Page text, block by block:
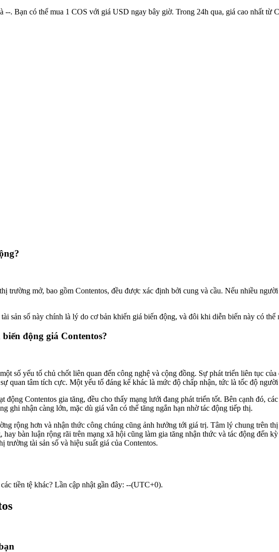
--. Bạn có thể mua 1 COS với giá USD ngay bây giờ. Trong 24h qua, giá cao nhất từ
trường mở, bao gồm Contentos, đều được xác định bởi cung và cầu. Nếu nhiều
sản số này chính là lý do cơ bản khiến giá biến động, và đôi khi diễn biến này có thể
động giá Contentos?
số yếu tố chủ chốt liên quan đến công nghệ và cộng đồng. Sự phát triển liên tục
quan tâm tích cực. Một yếu tố đáng kể khác là mức độ chấp nhận, tức là tốc độ
động Contentos gia tăng, đều cho thấy mạng lưới đang phát triển tốt. Bên cạnh đó,
ghi nhận càng lớn, mặc dù giá vẫn có thể tăng ngắn hạn nhờ tác động tiếp thị.
rộng hơn và nhận thức công chúng cũng ảnh hưởng tới giá trị. Tâm lý chung trên
bàn luận rộng rãi trên mạng xã hội cũng làm gia tăng nhận thức và tác động đến
trường tài sản số và hiệu suất giá của Contentos.
tiền tệ khác? Lần cập nhật gần đây: --(UTC+0).